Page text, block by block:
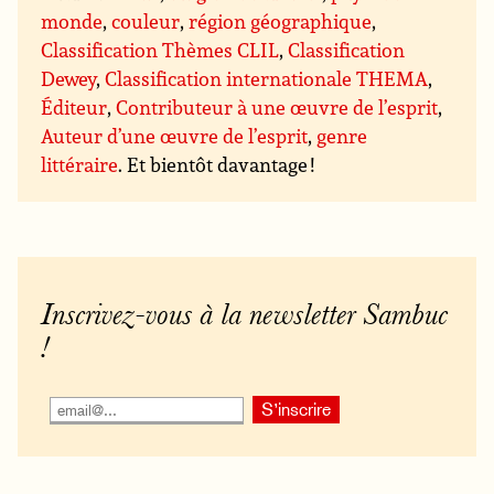
monde,couleur,région géographique,
Classification Thèmes CLIL,Classification
Dewey,Classification internationale THEMA,
Éditeur,Contributeur à une œuvre de l’esprit,
Auteur d’une œuvre de l’esprit, genre
littéraire. Et bientôt davantage !
Inscrivez-vous à la newsletter Sambuc
!